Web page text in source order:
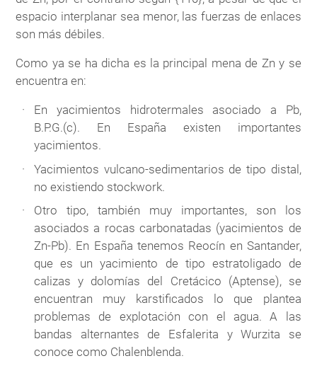
espacio interplanar sea menor, las fuerzas de enlaces
son más débiles.
Como ya se ha dicha es la principal mena de Zn y se
encuentra en:
En yacimientos hidrotermales asociado a Pb,
B.P.G.(c). En España existen importantes
yacimientos.
Yacimientos vulcano-sedimentarios de tipo distal,
no existiendo stockwork.
Otro tipo, también muy importantes, son los
asociados a rocas carbonatadas (yacimientos de
Zn-Pb). En España tenemos Reocín en Santander,
que es un yacimiento de tipo estratoligado de
calizas y dolomías del Cretácico (Aptense), se
encuentran muy karstificados lo que plantea
problemas de explotación con el agua. A las
bandas alternantes de Esfalerita y Wurzita se
conoce como Chalenblenda.